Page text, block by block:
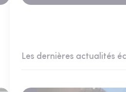
Les dernières actualités